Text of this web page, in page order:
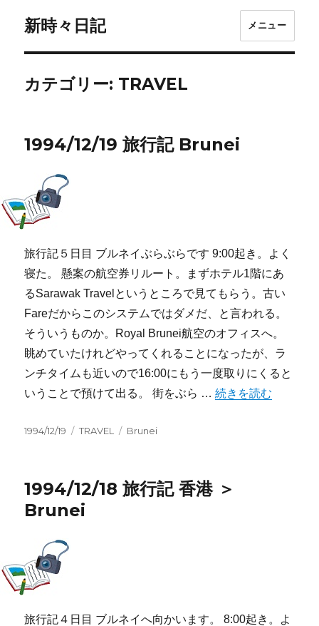
新時々日記 メニュー
カテゴリー: TRAVEL
1994/12/19 旅行記 Brunei
旅行記５日目 ブルネイぶらぶらです 9:00起き。よく
寝た。 懸案の航空券リルート。まずホテル1階にあ
るSarawak Travelというところで見てもらう。古い
Fareだからこのシステムではダメだ、と言われる。
そういうものか。Royal Brunei航空のオフィスへ。
眺めていたけれどやってくれることになったが、ラ
ンチタイムも近いので16:00にもう一度取りにくると
いうことで預けて出る。 街をぶら …“1994/12/19 旅行記
続きを読む
投
1994/12/19
カ
ー
TRAVEL
タ
Brunei
1994/12/18 旅行記 香港 ＞
Brunei
旅行記４日目 ブルネイへ向かいます。 8:00起き。よ